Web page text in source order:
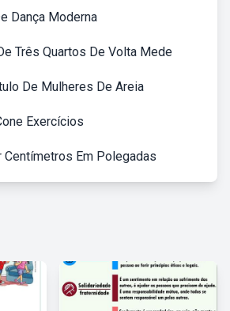
Dança Moderna
Três Quartos De Volta Mede
De Mulheres De Areia
Exercícios
Centímetros Em Polegadas